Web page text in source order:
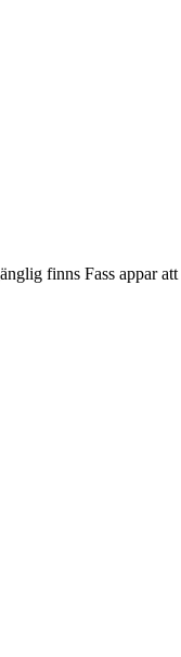
finns Fass appar